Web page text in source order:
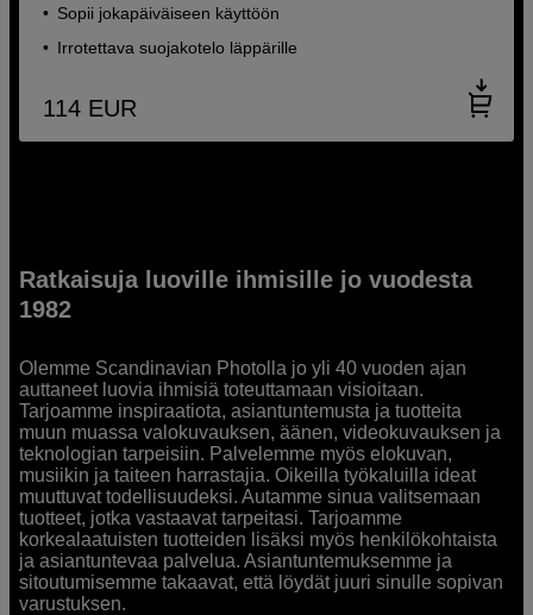
Sopii jokapäiväiseen käyttöön
Irrotettava suojakotelo läppärille
114 EUR
Ratkaisuja luoville ihmisille jo vuodesta
1982
Olemme Scandinavian Photolla jo yli 40 vuoden ajan
auttaneet luovia ihmisiä toteuttamaan visioitaan.
Tarjoamme inspiraatiota, asiantuntemusta ja tuotteita
muun muassa valokuvauksen, äänen, videokuvauksen ja
teknologian tarpeisiin. Palvelemme myös elokuvan,
musiikin ja taiteen harrastajia. Oikeilla työkaluilla ideat
muuttuvat todellisuudeksi. Autamme sinua valitsemaan
tuotteet, jotka vastaavat tarpeitasi. Tarjoamme
korkealaatuisten tuotteiden lisäksi myös henkilökohtaista
ja asiantuntevaa palvelua. Asiantuntemuksemme ja
sitoutumisemme takaavat, että löydät juuri sinulle sopivan
varustuksen.